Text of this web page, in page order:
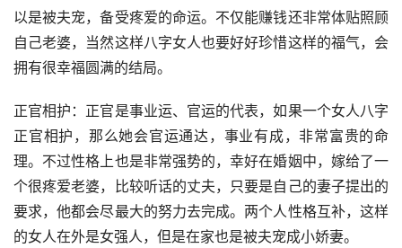
以是被夫宠，备受疼爱的命运。不仅能赚钱还非常体贴照顾
自己老婆，当然这样八字女人也要好好珍惜这样的福气，会
拥有很幸福圆满的结局。
正官相护：正官是事业运、官运的代表，如果一个女人八字
正官相护，那么她会官运通达，事业有成，非常富贵的命
理。不过性格上也是非常强势的，幸好在婚姻中，嫁给了一
个很疼爱老婆，比较听话的丈夫，只要是自己的妻子提出的
要求，他都会尽最大的努力去完成。两个人性格互补，这样
的女人在外是女强人，但是在家也是被夫宠成小娇妻。